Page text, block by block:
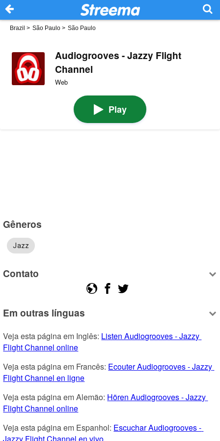
Brazil > São Paulo > São Paulo
Audiogrooves - Jazzy Flight
Channel
Web
Play
Gêneros
Jazz
Contato
Em outras línguas
Veja esta página em Inglês: Listen Audiogrooves - Jazzy
Flight Channel online
Veja esta página em Francês: Ecouter Audiogrooves - Jazzy
Flight Channel en ligne
Veja esta página em Alemão: Hören Audiogrooves - Jazzy
Flight Channel online
Veja esta página em Espanhol: Escuchar Audiogrooves -
Jazzy Flight Channel en vivo